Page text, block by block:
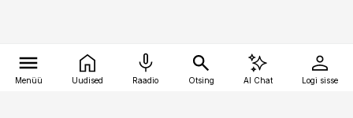
Menüü Uudised Raadio Otsing AI Chat Logi sisse